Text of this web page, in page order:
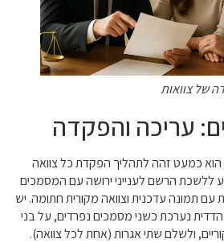
של צוואות
עריכה והפקדה
כמעט זהה לתהליך הפקדת כל צוואה
ללשכת הרשם לענייני ירושה עם המסמכים
עם תמונה עדכנית וצוואה מקורית חתומה. יש
נערכת כשני מסמכים נפרדים, על בני
ולשלם שתי אגרות (אחת לכל צוואה).